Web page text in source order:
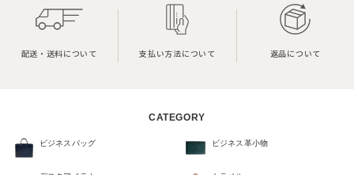
配送・送料について 支払い方法について 返品について
CATEGORY
ビジネスバッグ ビジネス革小物